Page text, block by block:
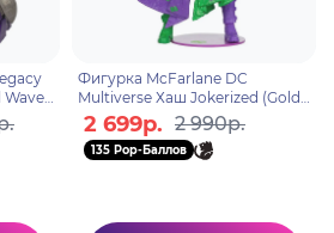
Wave
Фигурка McFarlane DC
Multiverse Хаш Jokerized (Gold
Label)(SDCC) 18см 787926172171
2 699р. 2 990р.
135 Pop-Баллов